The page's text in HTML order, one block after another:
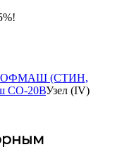
(СТИН,
СО-20ВУзел (IV)